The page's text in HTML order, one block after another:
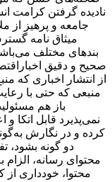
نادیده گرفتن کرامت
جامعه و پرهیز از
میثاق نامه
بندهای مختلف
صحیح و دقیق
از انتشار اخباری که
منبعی که حتی با
باز هم
نمی‌پذیرد قابل اتکا و
کرده و در نگارش
دو گونه بشود،
محتوای رسانه، الزام
محتوا، خودداری